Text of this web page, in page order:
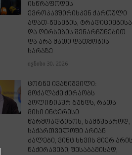
ისწრაფოდეს
ევროკავშირისკენ ქართული
ადათ-წესების, ტრადიციებისა
და ღირსების შენარჩუნებით
და არა მათი დათმობის
ხარჯზე
ივნისი 30, 2026
ცოტნე ივანიშვილი:
მოქალაქე ქირაობს
პოლიტიკურ გუნდს, რათა
მისი ინტერესი
წარმოადგინოს, სამწუხაროდ,
საქართველოში არიან
ძალები, ვინც სხვის მიერ არის
ნაქირავები, შესაბამისად,